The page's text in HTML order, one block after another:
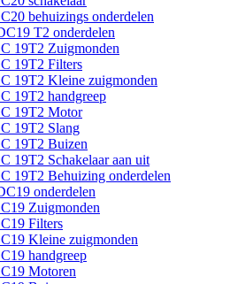
behuizings onderdelen
T2 onderdelen
19T2 Zuigmonden
19T2 Filters
19T2 Kleine zuigmonden
19T2 handgreep
19T2 Motor
19T2 Slang
19T2 Buizen
19T2 Schakelaar aan uit
19T2 Behuizing onderdelen
onderdelen
Zuigmonden
Filters
Kleine zuigmonden
handgreep
Motoren